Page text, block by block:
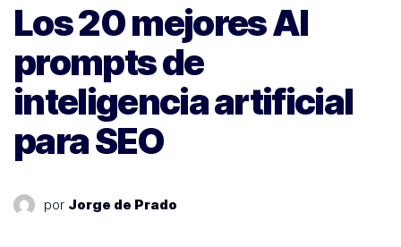
Los 20 mejores AI
prompts de
inteligencia artificial
para SEO
por Jorge de Prado